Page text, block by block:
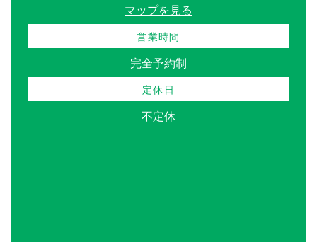
マップを見る
営業時間
完全予約制
定休日
不定休